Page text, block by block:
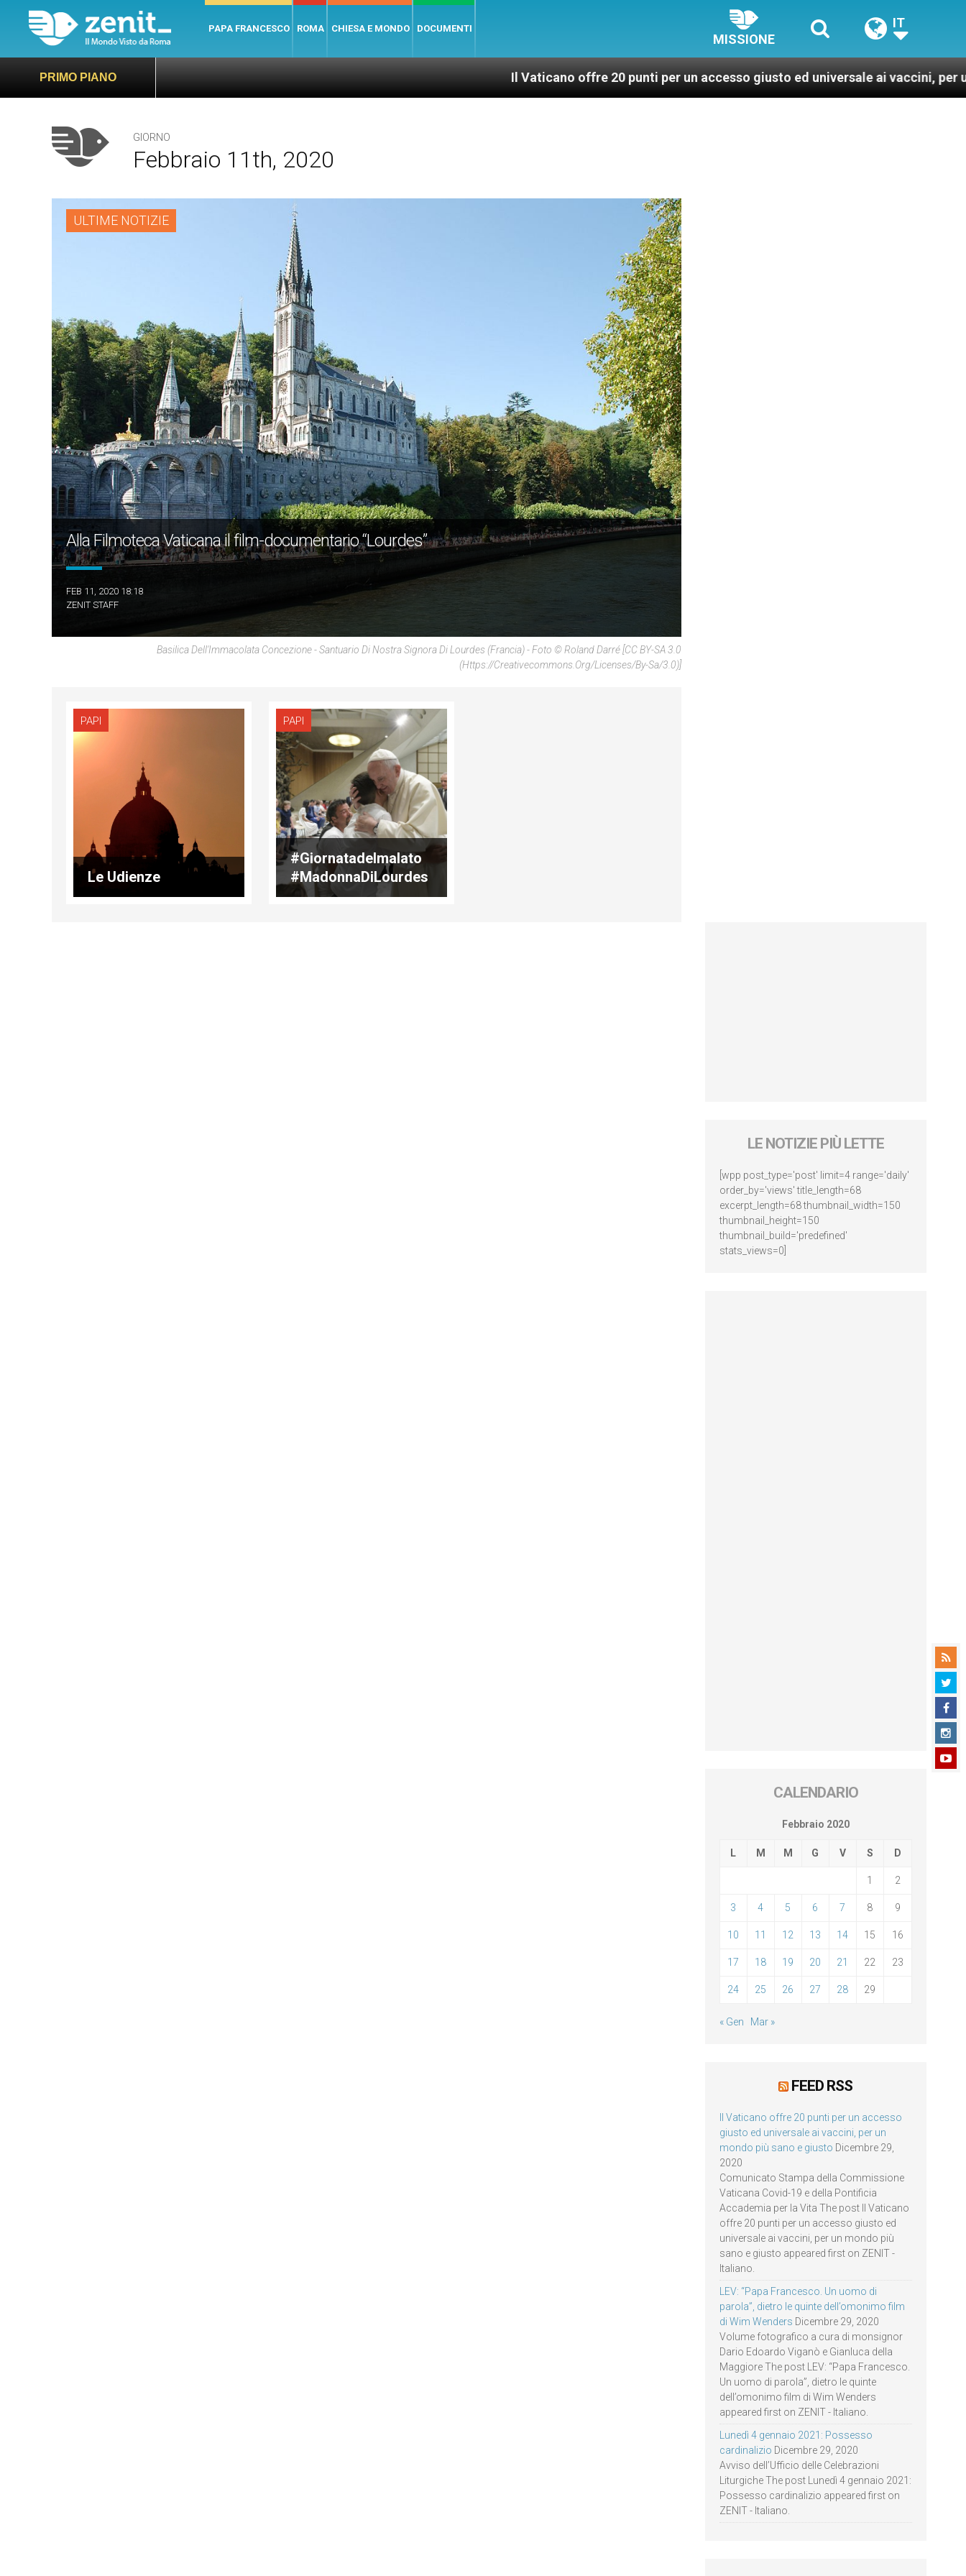
PAPA FRANCESCO ROMA CHIESA E MONDO DOCUMENTI
MISSIONE
IT
PRIMO PIANO Il Vaticano offre 20 punti per un accesso giusto ed universale ai vaccini, per un mondo più
GIORNO
Febbraio 11th, 2020
ULTIME NOTIZIE
Alla Filmoteca Vaticana il film-documentario “Lourdes”
FEB 11, 2020 18:18
ZENIT STAFF
Basilica Dell'Immacolata Concezione - Santuario Di Nostra Signora Di Lourdes (Francia) - Foto © Roland Darré [CC BY-SA 3.0
(https://creativecommons.org/licenses/by-Sa/3.0)]
PAPI
Le Udienze
PAPI
#Giornatadelmalato
#MadonnaDiLourdes
LE NOTIZIE PIÙ LETTE
[wpp post_type='post' limit=4 range='daily'
order_by='views' title_length=68
excerpt_length=68 thumbnail_width=150
thumbnail_height=150
thumbnail_build='predefined'
stats_views=0]
CALENDARIO
Febbraio 2020
L M M G V S D
1 2
3 4 5 6 7 8 9
10 11 12 13 14 15 16
17 18 19 20 21 22 23
24 25 26 27 28 29
« Gen Mar »
FEED RSS
Il Vaticano offre 20 punti per un accesso
giusto ed universale ai vaccini, per un
mondo più sano e giusto Dicembre 29,
2020
Comunicato Stampa della Commissione
Vaticana Covid-19 e della Pontificia
Accademia per la Vita The post Il Vaticano
offre 20 punti per un accesso giusto ed
universale ai vaccini, per un mondo più
sano e giusto appeared first on ZENIT -
Italiano.
LEV: “Papa Francesco. Un uomo di
parola”, dietro le quinte dell’omonimo film
di Wim Wenders Dicembre 29, 2020
Volume fotografico a cura di monsignor
Dario Edoardo Viganò e Gianluca della
Maggiore The post LEV: “Papa Francesco.
Un uomo di parola”, dietro le quinte
dell’omonimo film di Wim Wenders
appeared first on ZENIT - Italiano.
Lunedì 4 gennaio 2021: Possesso
cardinalizio Dicembre 29, 2020
Avviso dell’Ufficio delle Celebrazioni
Liturgiche The post Lunedì 4 gennaio 2021:
Possesso cardinalizio appeared first on
ZENIT - Italiano.